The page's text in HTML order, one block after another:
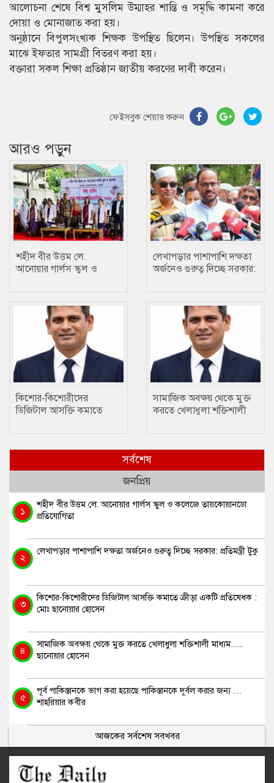
আলোচনা শেষে বিশ্ব মুসলিম উম্মাহর শান্তি ও সমৃদ্ধি কামনা করে
দোয়া ও মোনাজাত করা হয়।
অনুষ্ঠানে বিপুলসংখ্যক শিক্ষক উপস্থিত ছিলেন। উপস্থিত সকলের
মাঝে ইফতার সামগ্রী বিতরণ করা হয়।
বক্তারা সকল শিক্ষা প্রতিষ্ঠান জাতীয় করণের দাবী করেন।
ফেইসবুক শেয়ার করুন
আরও পড়ুন
শহীদ বীর উত্তম লে.
আনোয়ার গার্লস স্কুল ও
লেখাপড়ার পাশাপাশি দক্ষতা
অর্জনেও গুরুত্ব দিচ্ছে সরকার:
কিশোর-কিশোরীদের
ডিজিটাল আসক্তি কমাতে
সামাজিক অবক্ষয় থেকে মুক্ত
করতে খেলাধুলা শক্তিশালী
সর্বশেষ
জনপ্রিয়
১
শহীদ বীর উত্তম লে. আনোয়ার গার্লস স্কুল ও কলেজে তায়কোয়ানডো
প্রতিযোগিতা
২
লেখাপড়ার পাশাপাশি দক্ষতা অর্জনেও গুরুত্ব দিচ্ছে সরকার: প্রতিমন্ত্রী টুকু
৩
কিশোর-কিশোরীদের ডিজিটাল আসক্তি কমাতে ক্রীড়া একটি প্রতিষেধক :
মোঃ ছানোয়ার হোসেন
৪
সামাজিক অবক্ষয় থেকে মুক্ত করতে খেলাধুলা শক্তিশালী মাধ্যম…..
ছানোয়ার হোসেন
৫
পূর্ব পাকিস্তানকে ভাগ করা হয়েছে পাকিস্তানকে দূর্বল করার জন্য …
শাহরিয়ার কবীর
আজকের সর্বশেষ সবখবর